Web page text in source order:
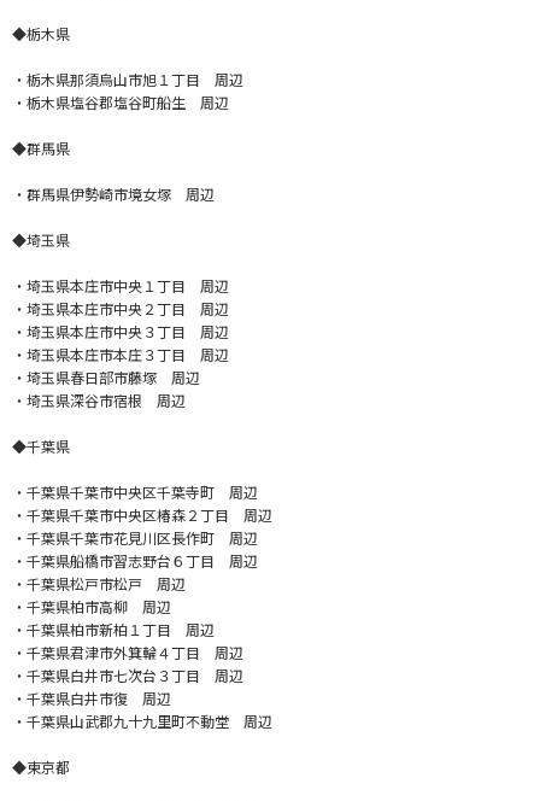
◆栃木県
・栃木県那須烏山市旭１丁目 周辺
・栃木県塩谷郡塩谷町船生 周辺
◆群馬県
・群馬県伊勢崎市境女塚 周辺
◆埼玉県
・埼玉県本庄市中央１丁目 周辺
・埼玉県本庄市中央２丁目 周辺
・埼玉県本庄市中央３丁目 周辺
・埼玉県本庄市本庄３丁目 周辺
・埼玉県春日部市藤塚 周辺
・埼玉県深谷市宿根 周辺
◆千葉県
・千葉県千葉市中央区千葉寺町 周辺
・千葉県千葉市中央区椿森２丁目 周辺
・千葉県千葉市花見川区長作町 周辺
・千葉県船橋市習志野台６丁目 周辺
・千葉県松戸市松戸 周辺
・千葉県柏市高柳 周辺
・千葉県柏市新柏１丁目 周辺
・千葉県君津市外箕輪４丁目 周辺
・千葉県白井市七次台３丁目 周辺
・千葉県白井市復 周辺
・千葉県山武郡九十九里町不動堂 周辺
◆東京都